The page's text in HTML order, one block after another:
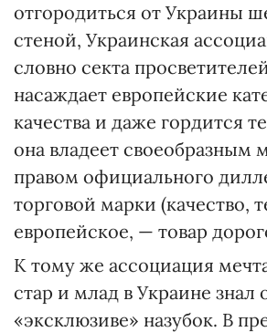
отгородиться от Украины
стеной, Украинская
словно секта
насаждает европейские
качества и даже гордится
она владеет своеобразным
правом официального
торговой марки (качество,
европейское, — товар
К тому же ассоциация
стар и млад в Украине знал
«эксклюзиве» назубок. В